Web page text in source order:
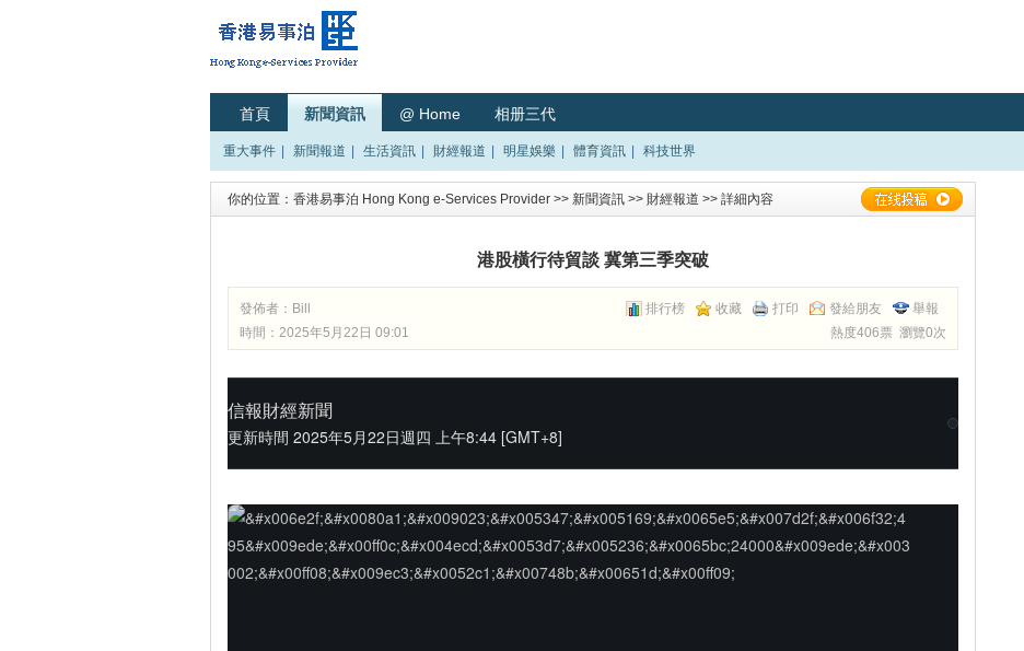
首頁 新聞資訊 @ Home 相册三代
重大事件 新聞報道 生活資訊 財經報道 明星娛樂 體育資訊 科技世界
你的位置： 香港易事泊 Hong Kong e-Services Provider >> 新聞資訊 >> 財經報道 >> 詳細內容
港股橫行待貿談 冀第三季突破
排行榜 收藏 打印 發給朋友 舉報
發佈者： Bill
熱度406票 瀏覽0次
時間：2025年5月22日 09:01
信報財經新聞
更新時間 2025年5月22日週四 上午8:44 [GMT+8]